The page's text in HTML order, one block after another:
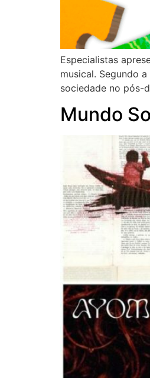
Especialistas
musical. Segundo
sociedade no pós-
Mundo